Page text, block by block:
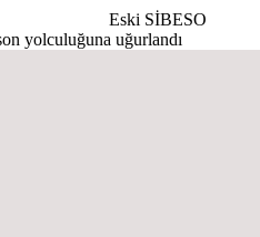
Eski SİBESO
yolculuğuna uğurlandı